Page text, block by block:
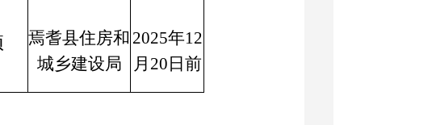
焉耆县住房和
城乡建设局
2025年12
月20日前